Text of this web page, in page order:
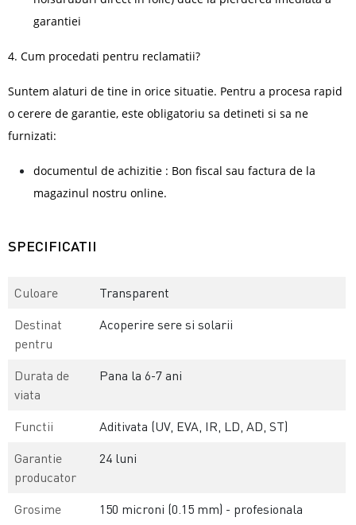
garantiei
4. Cum procedati pentru reclamatii?
Suntem alaturi de tine in orice situatie. Pentru a procesa rapid
o cerere de garantie, este obligatoriu sa detineti si sa ne
furnizati:
documentul de achizitie : Bon fiscal sau factura de la
magazinul nostru online.
SPECIFICATII
Culoare
Transparent
Destinat
pentru
Acoperire sere si solarii
Durata de
viata
Pana la 6-7 ani
Functii
Aditivata (UV, EVA, IR, LD, AD, ST)
Garantie
producator
24 luni
Grosime 150 microni (0.15 mm) - profesionala